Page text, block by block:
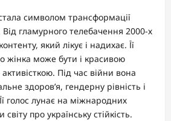
символом трансформації
Від гламурного телебачення 2000-х
який лікує і надихає. Її
жінка може бути і красивою
Під час війни вона
здоров’я, гендерну рівність і
голос лунає на міжнародних
про українську стійкість.